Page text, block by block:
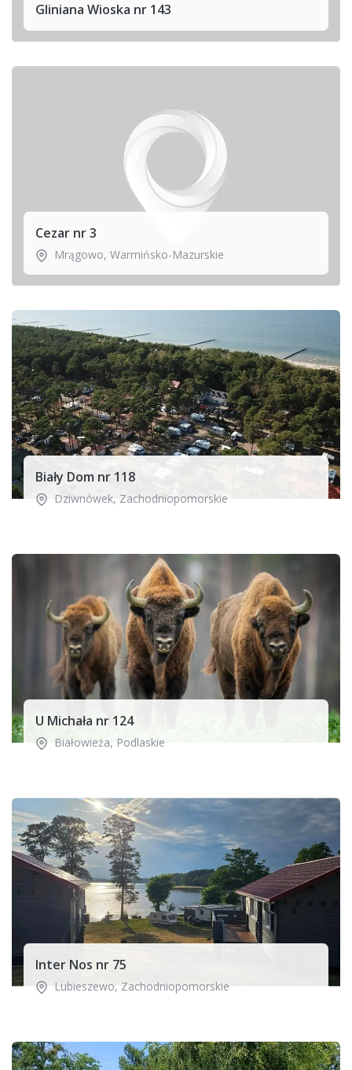
Gliniana Wioska nr 143
Cezar nr 3
Mrągowo, Warmińsko-Mazurskie
Biały Dom nr 118
Dziwnówek, Zachodniopomorskie
U Michała nr 124
Białowieża, Podlaskie
Inter Nos nr 75
Lubieszewo,Zachodniopomorskie